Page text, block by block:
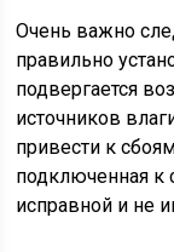
Очень важно
правильно
подвергается
источников
привести к
подключенная к
исправной и не